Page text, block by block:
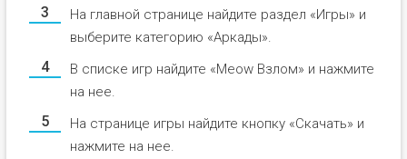
На главной странице найдите раздел «Игры» и
выберите категорию «Аркады».
В списке игр найдите «Meow Взлом» и нажмите
на нее.
На странице игры найдите кнопку «Скачать» и
нажмите на нее.